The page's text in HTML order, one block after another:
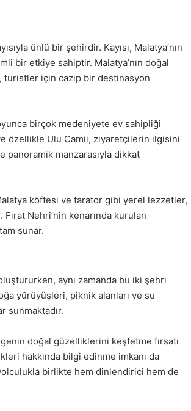
ünlü bir şehirdir. Kayısı, Malatya’nın
bir etkiye sahiptir. Malatya’nın doğal
turistler için cazip bir destinasyon
birçok medeniyete ev sahipliği
özellikle Ulu Camii, ziyaretçilerin ilgisini
panoramik manzarasıyla dikkat
köftesi ve tarator gibi yerel lezzetler,
Nehri’nin kenarında kurulan
sunar.
aynı zamanda bu iki şehri
yürüyüşleri, piknik alanları ve su
sunmaktadır.
doğal güzelliklerini keşfetme fırsatı
hakkında bilgi edinme imkanı da
yolculukla birlikte hem dinlendirici hem de